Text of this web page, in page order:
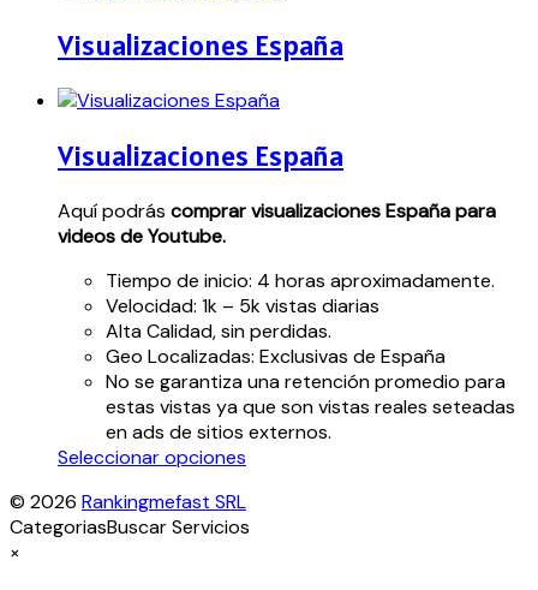
Visualizaciones España
Visualizaciones España
Aquí podrás comprar visualizaciones España para
videos de Youtube.
Tiempo de inicio: 4 horas aproximadamente.
Velocidad: 1k – 5k vistas diarias
Alta Calidad, sin perdidas.
Geo Localizadas: Exclusivas de España
No se garantiza una retención promedio para
estas vistas ya que son vistas reales seteadas
en ads de sitios externos.
Seleccionar opciones
tiene
múltiples
© 2026 Rankingmefast SRL
CategoriasBuscar Servicios
×